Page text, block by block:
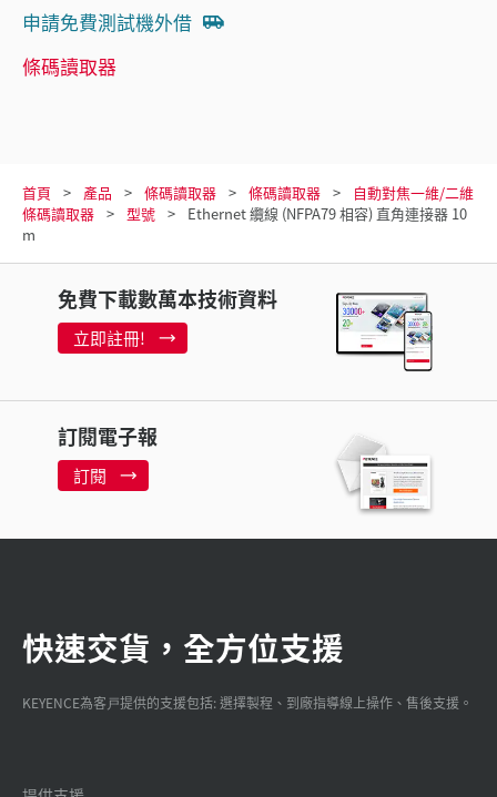
申請免費測試機外借
條碼讀取器
首頁 產品 條碼讀取器 條碼讀取器
自動對焦一維/二維
條碼讀取器
型號
Ethernet 纜線 (NFPA79 相容) 直角連接器 10
m
免費下載數萬本技術資料
立即註冊!
訂閱電子報
訂閱
快速交貨，全方位支援
KEYENCE為客戸提供的支援包括: 選擇製程、到廠指導線上操作、售後支援。